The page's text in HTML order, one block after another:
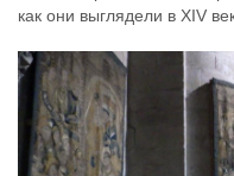
как они выглядели в XIV